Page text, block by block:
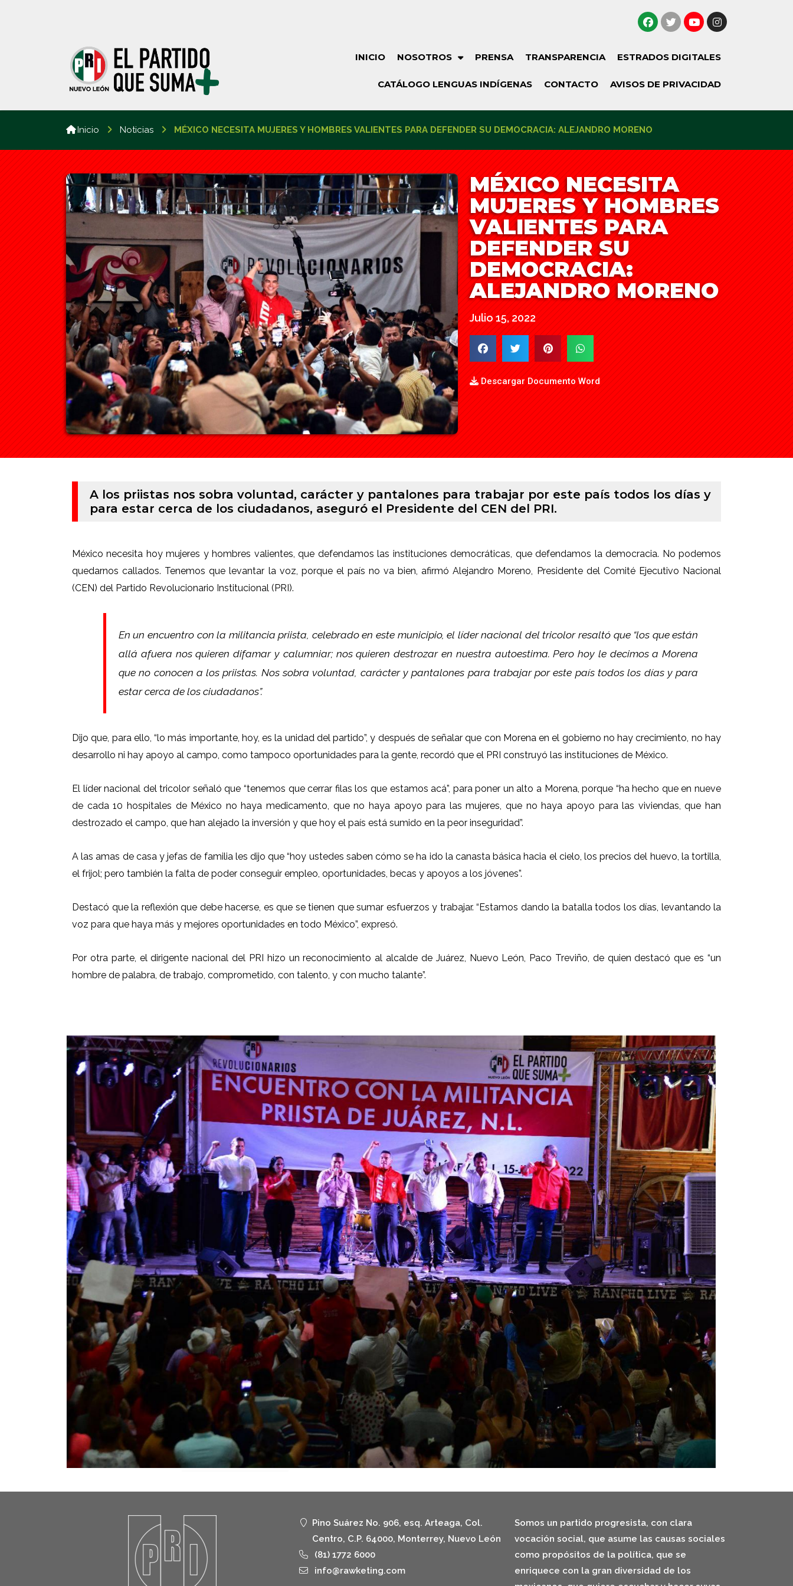
INICIO NOSOTROS PRENSA TRANSPARENCIA ESTRADOS DIGITALES
CATÁLOGO LENGUAS INDÍGENAS CONTACTO AVISOS DE PRIVACIDAD
Inicio Noticias MÉXICO NECESITA MUJERES Y HOMBRES VALIENTES PARA DEFENDER SU DEMOCRACIA: ALEJANDRO MORENO
MÉXICO NECESITA
MUJERES Y HOMBRES
VALIENTES PARA
DEFENDER SU
DEMOCRACIA:
ALEJANDRO MORENO
Julio 15, 2022
Descargar Documento Word
A los priistas nos sobra voluntad, carácter y pantalones para trabajar por este país todos los días y
para estar cerca de los ciudadanos, aseguró el Presidente del CEN del PRI.
México necesita hoy mujeres y hombres valientes, que defendamos las instituciones democráticas, que defendamos la democracia. No podemos
quedarnos callados. Tenemos que levantar la voz, porque el país no va bien, afirmó Alejandro Moreno, Presidente del Comité Ejecutivo Nacional
(CEN) del Partido Revolucionario Institucional (PRI).
En un encuentro con la militancia priista, celebrado en este municipio, el líder nacional del tricolor resaltó que “los que están
allá afuera nos quieren difamar y calumniar; nos quieren destrozar en nuestra autoestima. Pero hoy le decimos a Morena
que no conocen a los priistas. Nos sobra voluntad, carácter y pantalones para trabajar por este país todos los días y para
estar cerca de los ciudadanos”.
Dijo que, para ello, “lo más importante, hoy, es la unidad del partido”, y después de señalar que con Morena en el gobierno no hay crecimiento, no hay
desarrollo ni hay apoyo al campo, como tampoco oportunidades para la gente, recordó que el PRI construyó las instituciones de México.
El líder nacional del tricolor señaló que “tenemos que cerrar filas los que estamos acá”, para poner un alto a Morena, porque “ha hecho que en nueve
de cada 10 hospitales de México no haya medicamento, que no haya apoyo para las mujeres, que no haya apoyo para las viviendas, que han
destrozado el campo, que han alejado la inversión y que hoy el país está sumido en la peor inseguridad”.
A las amas de casa y jefas de familia les dijo que “hoy ustedes saben cómo se ha ido la canasta básica hacia el cielo, los precios del huevo, la tortilla,
el frijol; pero también la falta de poder conseguir empleo, oportunidades, becas y apoyos a los jóvenes”.
Destacó que la reflexión que debe hacerse, es que se tienen que sumar esfuerzos y trabajar. “Estamos dando la batalla todos los días, levantando la
voz para que haya más y mejores oportunidades en todo México”, expresó.
Por otra parte, el dirigente nacional del PRI hizo un reconocimiento al alcalde de Juárez, Nuevo León, Paco Treviño, de quien destacó que es “un
hombre de palabra, de trabajo, comprometido, con talento, y con mucho talante”.
Pino Suárez No. 906, esq. Arteaga, Col.
Centro, C.P. 64000, Monterrey, Nuevo León
(81) 1772 6000
info@rawketing.com
Somos un partido progresista, con clara
vocación social, que asume las causas sociales
como propósitos de la política, que se
enriquece con la gran diversidad de los